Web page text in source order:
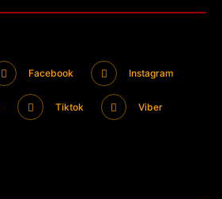
Facebook Instagram
Tiktok Viber